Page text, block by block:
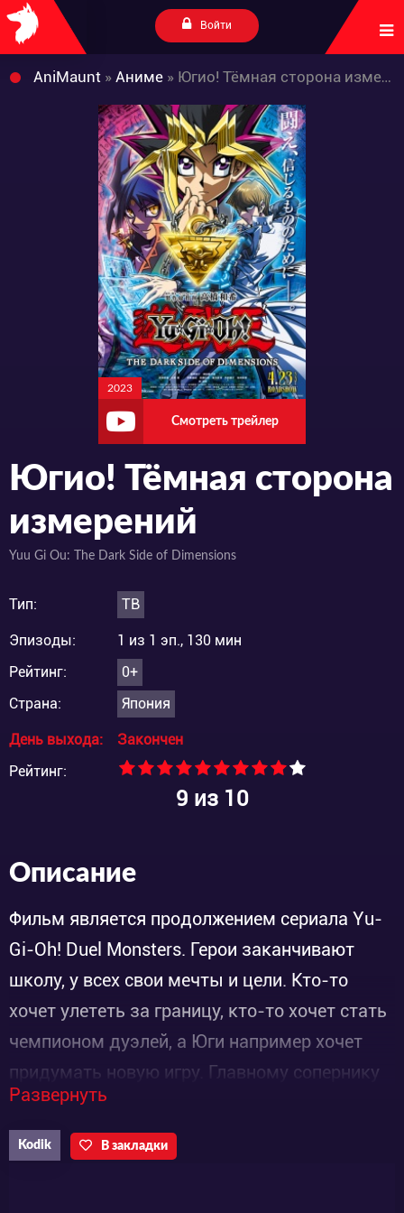
Войти
AniMaunt » Аниме » Югио! Тёмная сторона измерений
2023
Смотреть трейлер
Югио! Тёмная сторона
измерений
Yuu Gi Ou: The Dark Side of Dimensions
Тип: ТВ
Эпизоды:
1 из 1 эп., 130 мин
Рейтинг:
0+
Страна:
Япония
День выхода:
Закончен
Рейтинг:
9 из 10
Описание
Фильм является продолжением сериала Yu-
Gi-Oh! Duel Monsters. Герои заканчивают
школу, у всех свои мечты и цели. Кто-то
хочет улететь за границу, кто-то хочет стать
чемпионом дуэлей, а Юги например хочет
придумать новую игру. Главному сопернику
Юги, Кайбе не дает покое то, что он так и не
смог победить Атема, поэтому он одержим
поиском Загадки Тысячелетия, в надежде
Развернуть
Kodik В закладки